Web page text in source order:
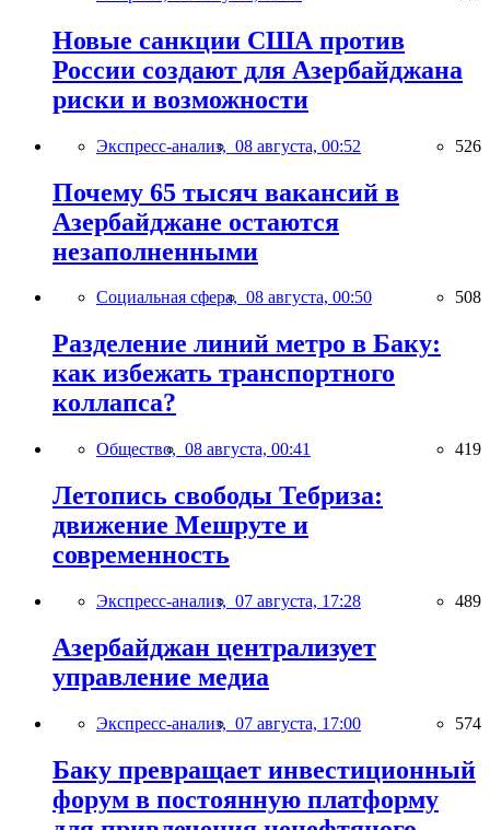
Новые санкции США против
России создают для Азербайджана
риски и возможности
Экспресс-анализ, 08 августа, 00:52 526
Почему 65 тысяч вакансий в
Азербайджане остаются
незаполненными
Социальная сфера, 08 августа, 00:50 508
Разделение линий метро в Баку:
как избежать транспортного
коллапса?
Общество, 08 августа, 00:41 419
Летопись свободы Тебриза:
движение Мешруте и
современность
Экспресс-анализ, 07 августа, 17:28 489
Азербайджан централизует
управление медиа
Экспресс-анализ, 07 августа, 17:00 574
Баку превращает инвестиционный
форум в постоянную платформу